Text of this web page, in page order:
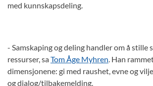
med kunnskapsdeling.
- Samskaping og deling handler om å stille
ressurser, saTom Åge Myhren. Han
dimensjonene: gi med raushet, evne og
og dialog/tilbakemelding.